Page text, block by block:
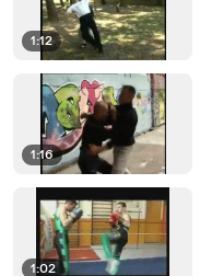
1:12
1:16
1:02